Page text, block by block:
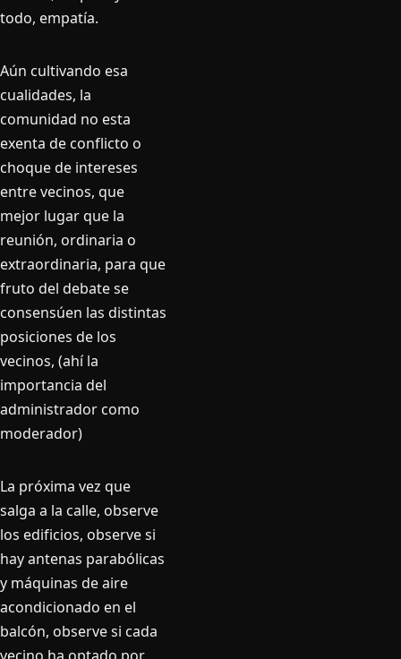
todo, empatí­a.
Aún cultivando esa
cualidades, la
comunidad no esta
exenta de conflicto o
choque de intereses
entre vecinos, que
mejor lugar que la
reunión, ordinaria o
extraordinaria, para que
fruto del debate se
consensúen las distintas
posiciones de los
vecinos, (ahí­ la
importancia del
administrador como
moderador)
La próxima vez que
salga a la calle, observe
los edificios, observe si
hay antenas parabólicas
y máquinas de aire
acondicionado en el
balcón, observe si cada